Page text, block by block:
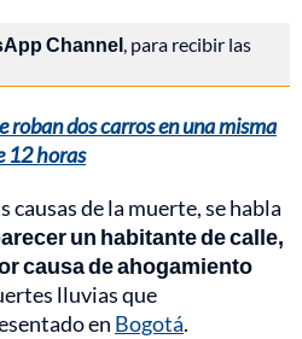
Channel, para recibir las
roban dos carros en una misma
12 horas
causas de la muerte, se habla
un habitante de calle,
causa de ahogamiento
lluvias que
en Bogotá.